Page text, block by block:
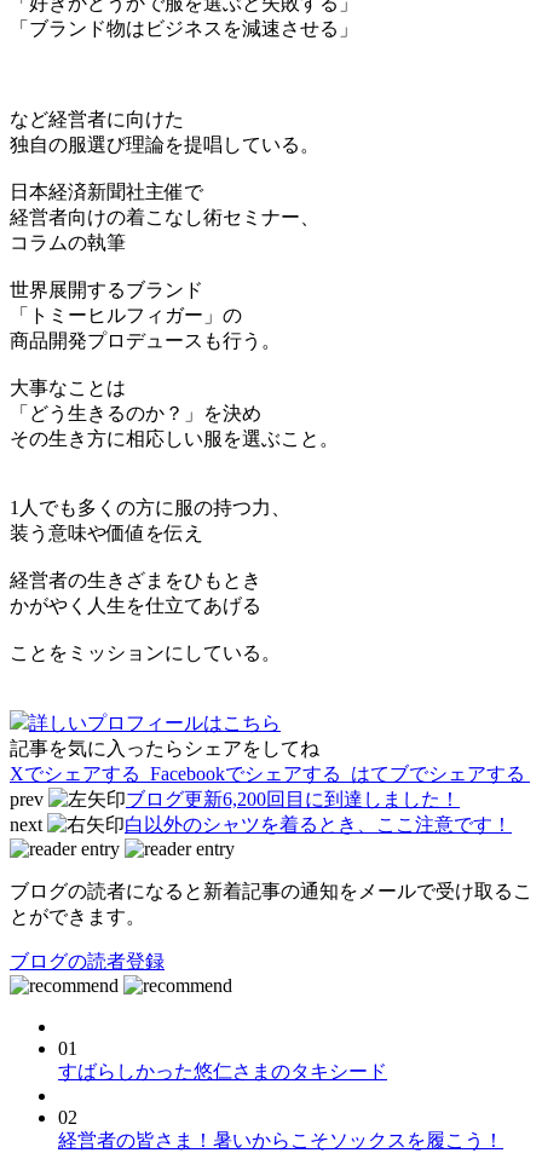
「ブランド物はビジネスを減速させる」
など経営者に向けた
独自の服選び理論を提唱している。
日本経済新聞社主催で
経営者向けの着こなし術セミナー、
コラムの執筆
世界展開するブランド
「トミーヒルフィガー」の
商品開発プロデュースも行う。
大事なことは
「どう生きるのか？」を決め
その生き方に相応しい服を選ぶこと。
1人でも多くの方に服の持つ力、
装う意味や価値を伝え
経営者の生きざまをひもとき
かがやく人生を仕立てあげる
ことをミッションにしている。
詳しいプロフィールはこちら
記事を気に入ったらシェアをしてね
Xでシェアする Facebookでシェアする
はてブでシェアする
prev
ブログ更新6,200回目に到達しました！
next
白以外のシャツを着るとき、ここ注意です！
ブログの読者になると新着記事の通知をメールで受け取るこ
とができます。
ブログの読者登録
01
すばらしかった悠仁さまのタキシード
02
経営者の皆さま！暑いからこそソックスを履こう！